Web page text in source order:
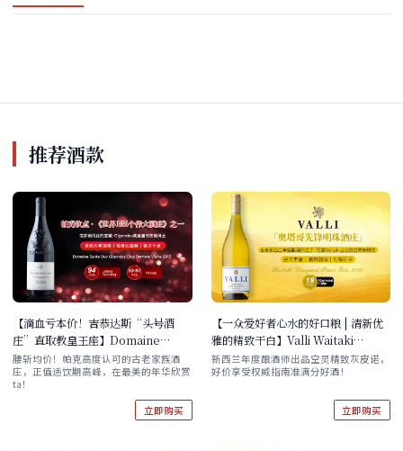
推荐酒款
【滴血亏本价！吉恭达斯“头号酒
庄”直取教皇王座】Domaine
Santa Duc Gigondas Clos
Derriere Vieille 2015 单支/双支/
六支装
腰斩均价！帕克高度认可的古老家族酒
庄，正值适饮期高峰，在最美的年华欣赏
ta！
立即购买
【一众爱好者心水的好口粮 | 清新优
雅的精致干白】Valli Waitaki
Vineyard Pinot Gris 2020 单支/双
支/六支 现货速发
新西兰年度酿酒师出品空灵精致灰皮诺，
好价享受权威指南准满分好酒！
立即购买